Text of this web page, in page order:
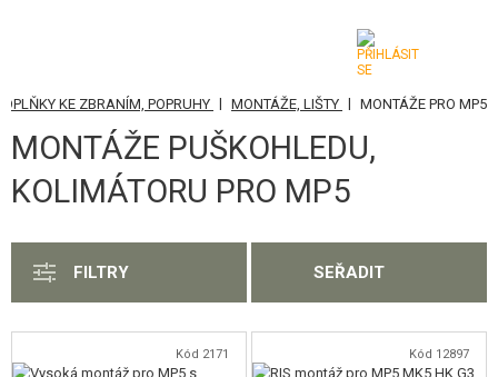
KATEGORIE
AIRSOFTOVÉ ZBRANĚ
GRANÁTOMETY, GRANÁTY
AKUMULÁTORY, NABÍJEČKY
KE ZBRANÍM, POPRUHY | MONTÁŽE, LIŠTY | MONTÁŽE PRO MP5
MONTÁŽE PUŠKOHLEDU,
KOLIMÁTORU PRO MP5
FILTRY SEŘADIT
Kód 2171 Kód 12897